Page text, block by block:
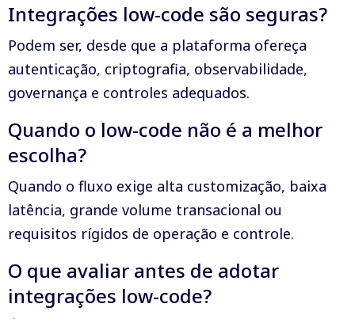
Integrações low-code são seguras?
Podem ser, desde que a plataforma ofereça
autenticação, criptografia, observabilidade,
governança e controles adequados.
Quando o low-code não é a melhor
escolha?
Quando o fluxo exige alta customização, baixa
latência, grande volume transacional ou
requisitos rígidos de operação e controle.
O que avaliar antes de adotar
integrações low-code?